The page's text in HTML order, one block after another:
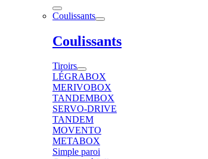
Coulissants
Coulissants
Tiroirs
LÉGRABOX
MERIVOBOX
TANDEMBOX
SERVO-DRIVE
TANDEM
MOVENTO
METABOX
Simple paroi